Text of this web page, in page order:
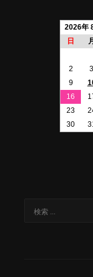
2026年
日
月
2
3
9
16
23
30